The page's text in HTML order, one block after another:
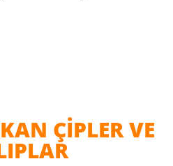
ÇIPLER VE